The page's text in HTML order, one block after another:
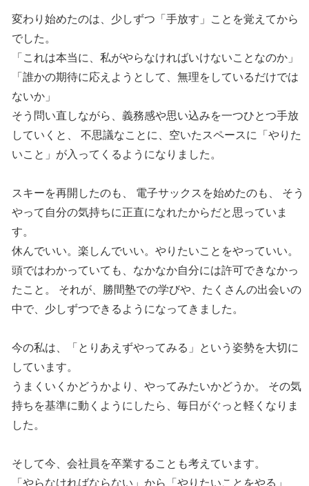
変わり始めたのは、少しずつ「手放す」ことを覚えてから
でした。
「これは本当に、私がやらなければいけないことなのか」
「誰かの期待に応えようとして、無理をしているだけでは
ないか」
そう問い直しながら、義務感や思い込みを一つひとつ手放
していくと、 不思議なことに、空いたスペースに「やりた
いこと」が入ってくるようになりました。
スキーを再開したのも、 電子サックスを始めたのも、 そう
やって自分の気持ちに正直になれたからだと思っていま
す。
休んでいい。楽しんでいい。やりたいことをやっていい。
頭ではわかっていても、なかなか自分には許可できなかっ
たこと。 それが、勝間塾での学びや、たくさんの出会いの
中で、少しずつできるようになってきました。
今の私は、「とりあえずやってみる」という姿勢を大切に
しています。
うまくいくかどうかより、やってみたいかどうか。 その気
持ちを基準に動くようにしたら、毎日がぐっと軽くなりま
した。
そして今、会社員を卒業することも考えています。
「やらなければならない」から「やりたいことをやる」